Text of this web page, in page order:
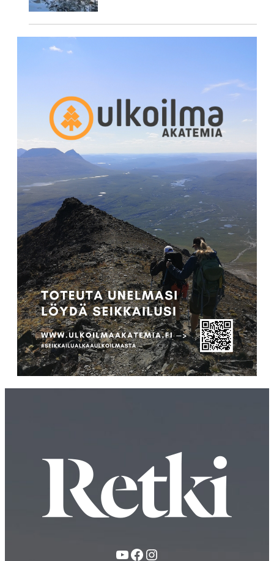
YouTube
FacebookInstagram